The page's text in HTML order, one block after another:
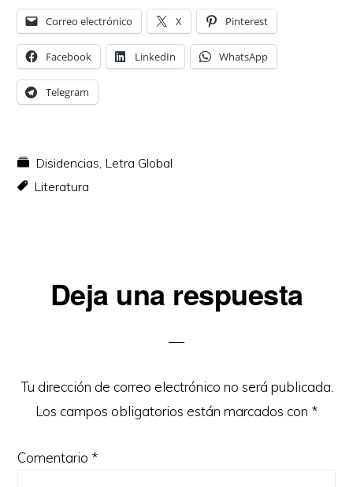
Correo electrónico X Pinterest
Facebook LinkedIn WhatsApp
Telegram
Disidencias, Letra Global
Literatura
Interacciones
lectores
Deja una respuesta
Tu dirección de correo electrónico no será publicada.
Los campos obligatorios están marcados con *
Comentario *